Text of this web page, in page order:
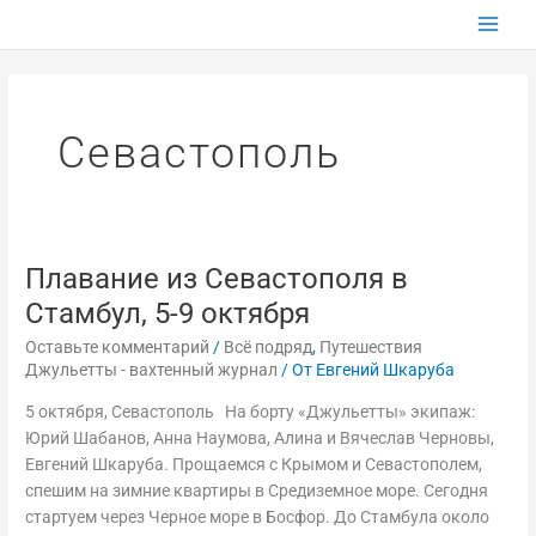
Севастополь
Плавание из Севастополя в
Стамбул, 5-9 октября
Оставьте комментарий / Всё подряд, Путешествия
Джульетты - вахтенный журнал / От Евгений Шкаруба
5 октября, Севастополь На борту «Джульетты» экипаж:
Юрий Шабанов, Анна Наумова, Алина и Вячеслав Черновы,
Евгений Шкаруба. Прощаемся с Крымом и Севастополем,
спешим на зимние квартиры в Средиземное море. Сегодня
стартуем через Черное море в Босфор. До Стамбула около
Плавание
из
Севастополя
в
Стамбул,
5-
9
октября